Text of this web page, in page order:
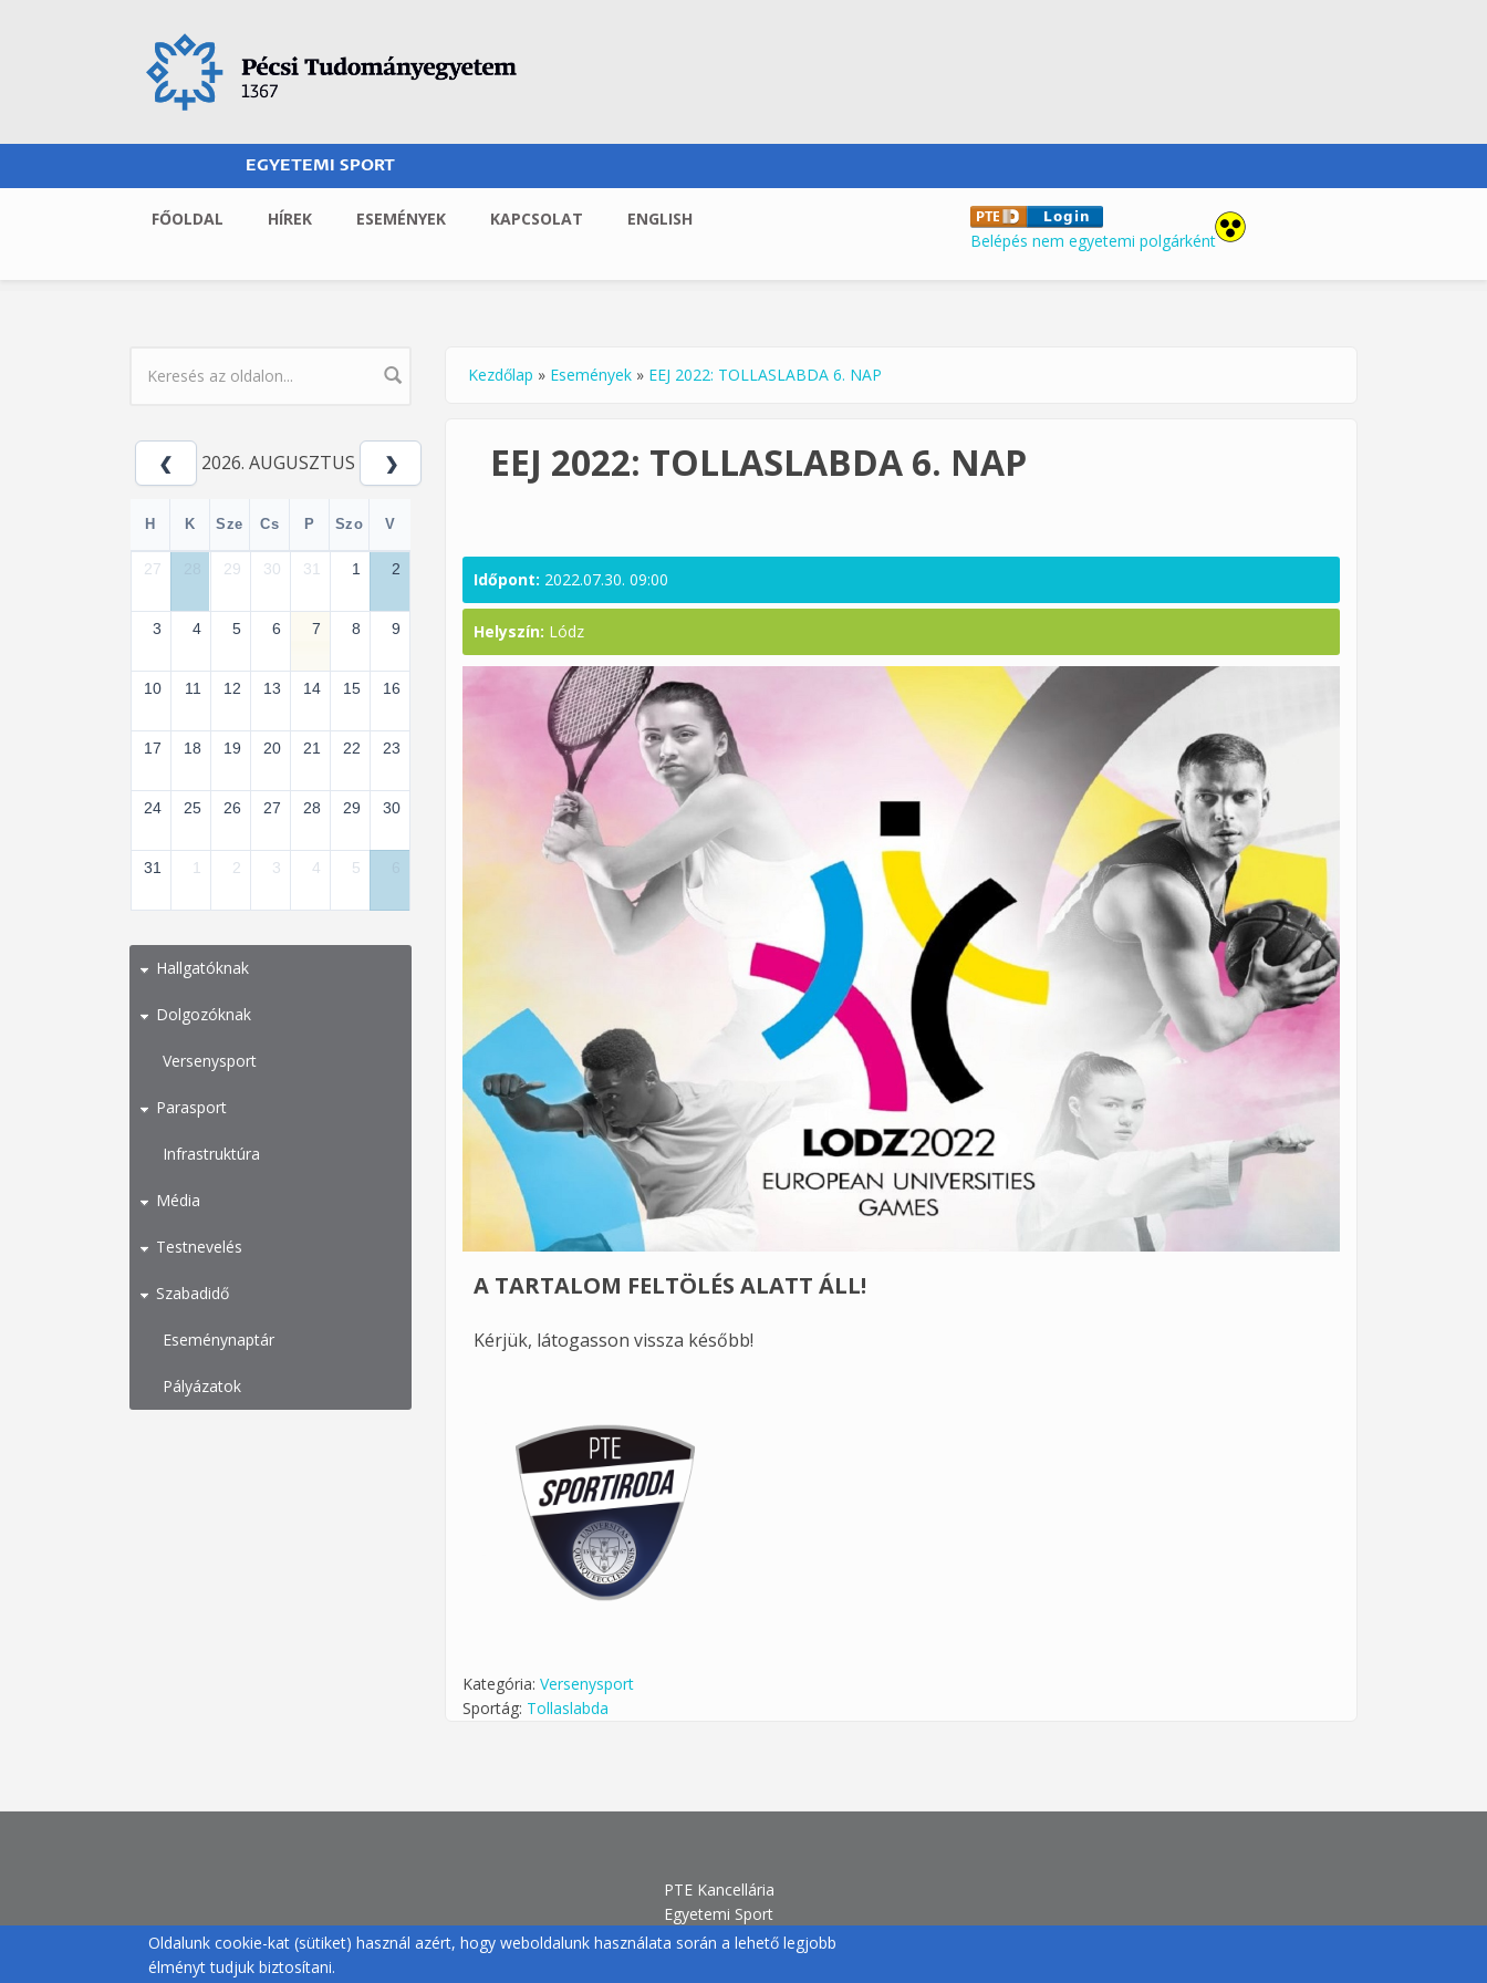
EGYETEMI SPORT
FŐOLDAL HÍREK ESEMÉNYEK KAPCSOLAT
ENGLISH
Belépés nem egyetemi polgárként
KERESÉS ŰRLAP
2026. AUGUSZTUS
H K Sze Cs P Szo V
27 29 30 31 1 2
3 4 5 6 7 8 9
10 11 12 13 14 15 16
17 18 19 20 21 22 23
24 25 26 27 28 29 30
31 1 2 3 4 5
Hallgatóknak
Dolgozóknak
Versenysport
Parasport
Infrastruktúra
Média
Testnevelés
Szabadidő
Eseménynaptár
Pályázatok
Jelenlegi hely
Kezdőlap » Események » EEJ 2022: TOLLASLABDA 6. NAP
EEJ 2022: TOLLASLABDA 6. NAP
Időpont: 2022.07.30. 09:00
Helyszín: Lódz
A TARTALOM FELTÖLÉS ALATT ÁLL!
Kérjük, látogasson vissza később!
Kategória: Versenysport
Sportág: Tollaslabda
PTE Kancellária
Egyetemi Sport
H-7633 Pécs, Szántó Kovács J. u.
Oldalunk cookie-kat (sütiket) használ azért, hogy weboldalunk használata során a lehető legjobb
élményt tudjuk biztosítani.